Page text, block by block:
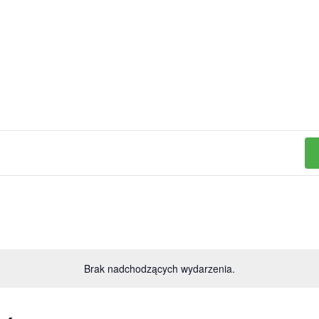
Brak nadchodzących wydarzenia.